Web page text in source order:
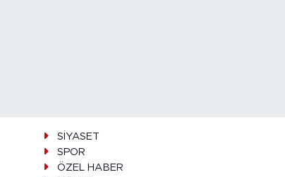
SİYASET
SPOR
ÖZEL HABER